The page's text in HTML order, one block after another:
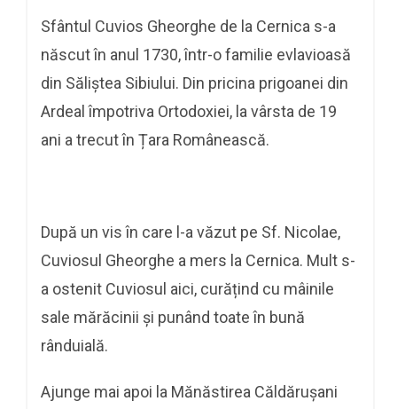
Sfântul Cuvios Gheorghe de la Cernica s-a
născut în anul 1730, într-o familie evlavioasă
din Săliștea Sibiului. Din pricina prigoanei din
Ardeal împotriva Ortodoxiei, la vârsta de 19
ani a trecut în Țara Românească.
După un vis în care l-a văzut pe Sf. Nicolae,
Cuviosul Gheorghe a mers la Cernica. Mult s-
a ostenit Cuviosul aici, curățind cu mâinile
sale mărăcinii și punând toate în bună
rânduială.
Ajunge mai apoi la Mănăstirea Căldărușani